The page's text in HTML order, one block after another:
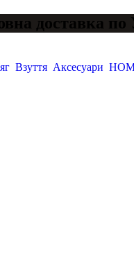
доставка по
Взуття Аксесуари